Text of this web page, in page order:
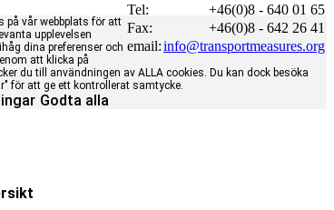
Tel:
+46(0)8 - 640 01 65
Fax:
+46(0)8 - 642 26 41
email:info@transportmeasures.org
på vår webbplats för att
upplevelsen
dina preferenser och
att klicka på
du till användningen av ALLA cookies. Du kan dock besöka
för att ge ett kontrollerat samtycke.
Godta alla